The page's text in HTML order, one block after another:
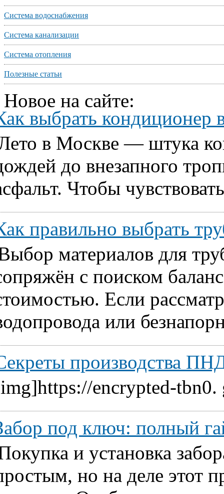
Система водоснабжения
Система канализации
Система отопления
Полезные статьи
Новое на сайте:
выбрать кондиционер
в Москве — штука
до внезапного
Чтобы
правильно выбрать
материалов для
с поиском
Если
или
производства
encrypted-tbn0.
под ключ: полный
и установка
но на деле этот